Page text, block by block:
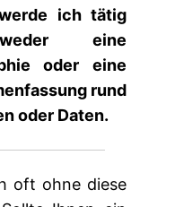
ich tätig
eine
oder eine
rund
oder Daten.
oft ohne diese